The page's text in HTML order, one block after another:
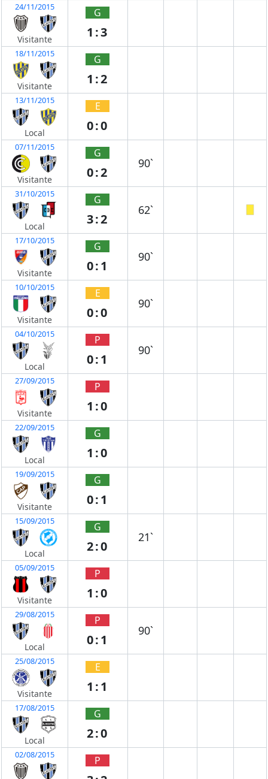
24/11/2015
Visitante
G
1:3
18/11/2015
Visitante
G
1:2
13/11/2015
Local
E
0:0
07/11/2015
Visitante
G
0:2
90`
31/10/2015
Local
G
3:2
62`
17/10/2015
Visitante
G
0:1
90`
10/10/2015
Visitante
E
0:0
90`
04/10/2015
Local
P
0:1
90`
27/09/2015
Visitante
P
1:0
22/09/2015
Local
G
1:0
19/09/2015
Visitante
G
0:1
15/09/2015
Local
G
2:0
21`
05/09/2015
Visitante
P
1:0
29/08/2015
Local
P
0:1
90`
25/08/2015
Visitante
E
1:1
17/08/2015
Local
G
2:0
02/08/2015 P